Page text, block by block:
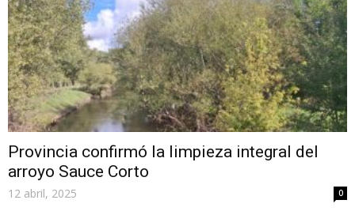
Provincia confirmó la limpieza integral del
arroyo Sauce Corto
12 abril, 2025 0